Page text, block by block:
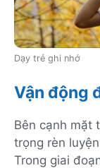
Dạy trẻ ghi nhớ
Vận động
Bên cạnh mặt
trọng rèn
Trong giai